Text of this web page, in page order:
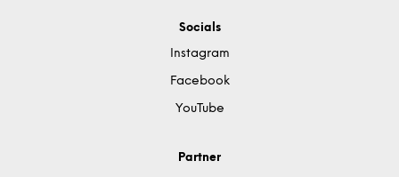
Socials
Instagram
Facebook
YouTube
Partner